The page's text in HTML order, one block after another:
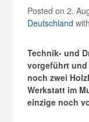
Posted on 2.
Deutschland
Technik- und
vorgeführt
noch zwei
Werkstatt im
einzige noch